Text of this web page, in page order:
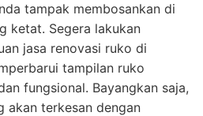
tampak membosankan di
ketat. Segera lakukan
jasa renovasi ruko di
tampilan ruko
fungsional. Bayangkan saja,
akan terkesan dengan